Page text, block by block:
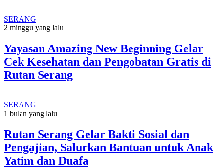
SERANG
2 minggu yang lalu
Yayasan Amazing New Beginning Gelar
Cek Kesehatan dan Pengobatan Gratis di
Rutan Serang
SERANG
1 bulan yang lalu
Rutan Serang Gelar Bakti Sosial dan
Pengajian, Salurkan Bantuan untuk Anak
Yatim dan Duafa